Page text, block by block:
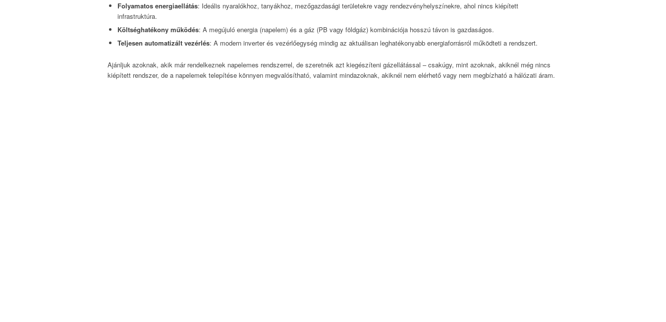
Folyamatos energiaellátás: Ideális nyaralókhoz, tanyákhoz, mezőgazdasági területekre vagy rendezvényhelyszínekre, ahol nincs kiépített
infrastruktúra.
Költséghatékony működés: A megújuló energia (napelem) és a gáz (PB vagy földgáz) kombinációja hosszú távon is gazdaságos.
Teljesen automatizált vezérlés: A modern inverter és vezérlőegység mindig az aktuálisan leghatékonyabb energiaforrásról működteti a rendszert.
Ajánljuk azoknak, akik már rendelkeznek napelemes rendszerrel, de szeretnék azt kiegészíteni gázellátással – csakúgy, mint azoknak, akiknél még nincs
kiépített rendszer, de a napelemek telepítése könnyen megvalósítható, valamint mindazoknak, akiknél nem elérhető vagy nem megbízható a hálózati áram.